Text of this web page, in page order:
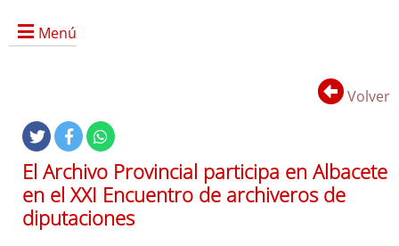
Menú
Portada
Dirección, contacto, horario, funciones, local e instalaciones,
y servicios.
Volver
El Archivo Provincial participa en Albacete
en el XXI Encuentro de archiveros de
diputaciones